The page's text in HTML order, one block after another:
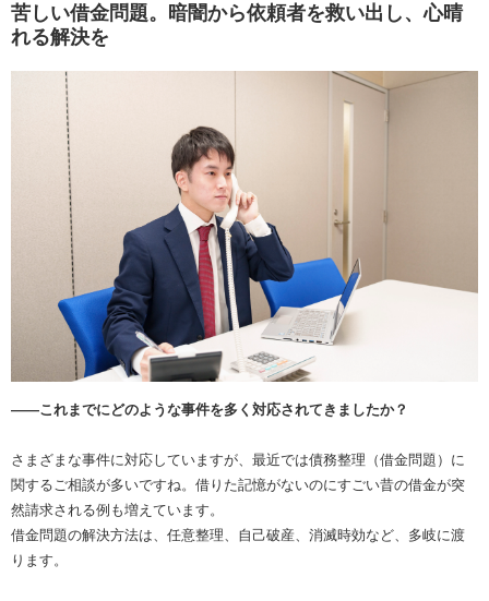
苦しい借金問題。暗闇から依頼者を救い出し、心晴
れる解決を
――これまでにどのような事件を多く対応されてきましたか？
さまざまな事件に対応していますが、最近では債務整理（借金問題）に
関するご相談が多いですね。借りた記憶がないのにすごい昔の借金が突
然請求される例も増えています。
借金問題の解決方法は、任意整理、自己破産、消滅時効など、多岐に渡
ります。